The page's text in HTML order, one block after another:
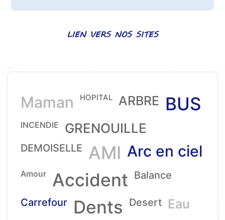
LIEN VERS NOS SITES
Maman HOPITAL ARBRE BUS
INCENDIE GRENOUILLE
DEMOISELLE AMI Arc en ciel
Amour Accident Balance
Carrefour Dents Desert Eau